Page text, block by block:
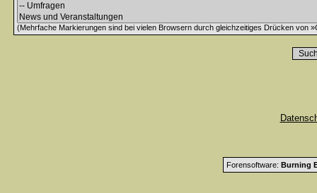
(Mehrfache Markierungen sind bei vielen Browsern durch gleichzeitiges Drücken von
Forensoftware: Burning